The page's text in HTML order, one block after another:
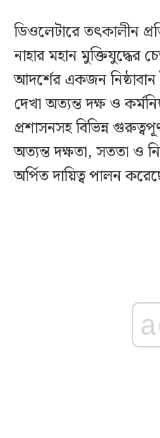
ডিওলেটারে তৎকালীন
নাহার মহান মুক্তিযুদ্ধের
আদর্শের একজন
দেখা অত্যন্ত দক্ষ ও
প্রশাসনসহ বিভিন্ন
অত্যন্ত দক্ষতা, সততা ও
অর্পিত দায়িত্ব পালন